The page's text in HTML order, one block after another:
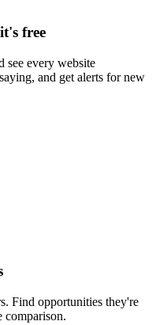
it's free
see every website
and get alerts for new
Find opportunities they're
comparison.